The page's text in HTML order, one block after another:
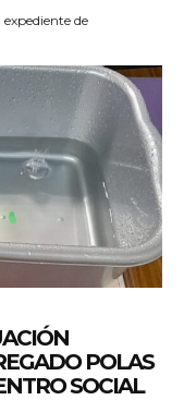
expediente de
POLAS
SOCIAL